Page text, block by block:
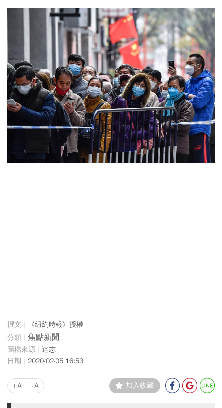
《紐約時報》授權
焦點新聞
達志
2020-02-05 16:53
+A -A 加入收藏